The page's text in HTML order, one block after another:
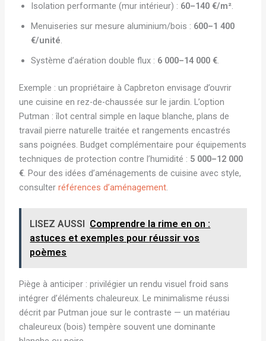
Isolation performante (mur intérieur) : 60–140 €/m².
Menuiseries sur mesure aluminium/bois : 600–1 400
€/unité.
Système d’aération double flux : 6 000–14 000 €.
Exemple : un propriétaire à Capbreton envisage d’ouvrir
une cuisine en rez-de-chaussée sur le jardin. L’option
Putman : îlot central simple en laque blanche, plans de
travail pierre naturelle traitée et rangements encastrés
sans poignées. Budget complémentaire pour équipements
techniques de protection contre l’humidité : 5 000–12 000
€. Pour des idées d’aménagements de cuisine avec style,
consulter références d’aménagement.
LISEZ AUSSI Comprendre la rime en on :
astuces et exemples pour réussir vos
poèmes
Piège à anticiper : privilégier un rendu visuel froid sans
intégrer d’éléments chaleureux. Le minimalisme réussi
décrit par Putman joue sur le contraste — un matériau
chaleureux (bois) tempère souvent une dominante